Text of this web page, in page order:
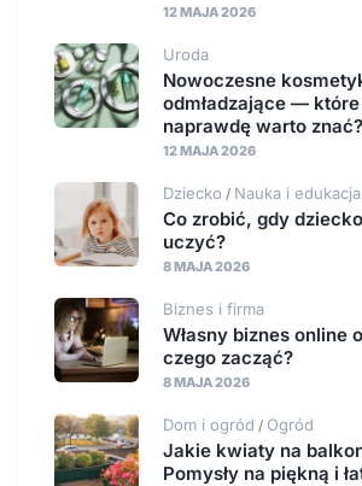
12 MAJA 2026
Uroda
Nowoczesne
odmładzające — które
naprawdę warto znać?
12 MAJA 2026
Dziecko / Nauka i edukacja
Co zrobić, gdy
uczyć?
8 MAJA 2026
Biznes i firma
Własny biznes online
czego zacząć?
8 MAJA 2026
Dom i ogród / Ogród
Jakie kwiaty na
Pomysły na piękną i